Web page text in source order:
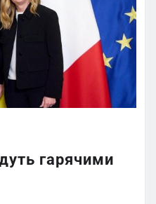
гарячими